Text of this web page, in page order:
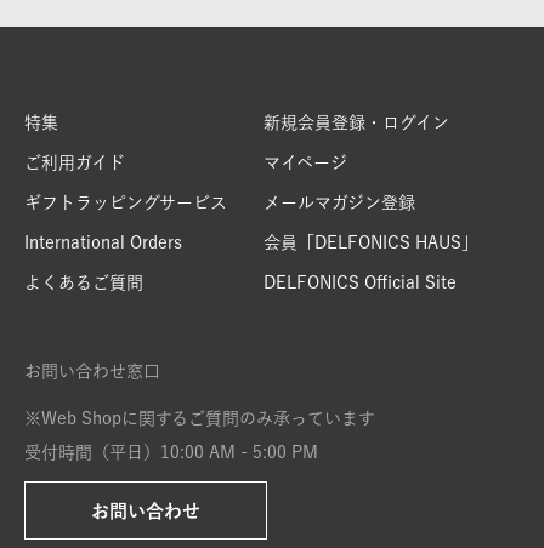
特集
ご利用ガイド
ギフトラッピングサービス
International Orders
よくあるご質問
新規会員登録・ログイン
マイページ
メールマガジン登録
会員「DELFONICS HAUS」
DELFONICS Official Site
お問い合わせ窓口
※Web Shopに関するご質問のみ承っています
受付時間（平日）10:00 AM - 5:00 PM
お問い合わせ